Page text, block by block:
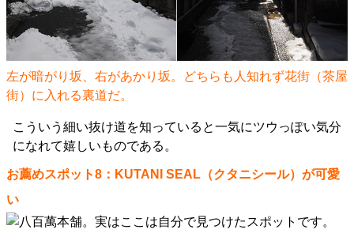
左が暗がり坂、右があかり坂。どちらも人知れず花街（茶屋
街）に入れる裏道だ。
こういう細い抜け道を知っていると一気にツウっぽい気分
になれて嬉しいものである。
お薦めスポット8：KUTANI SEAL（クタニシール）が可愛
い